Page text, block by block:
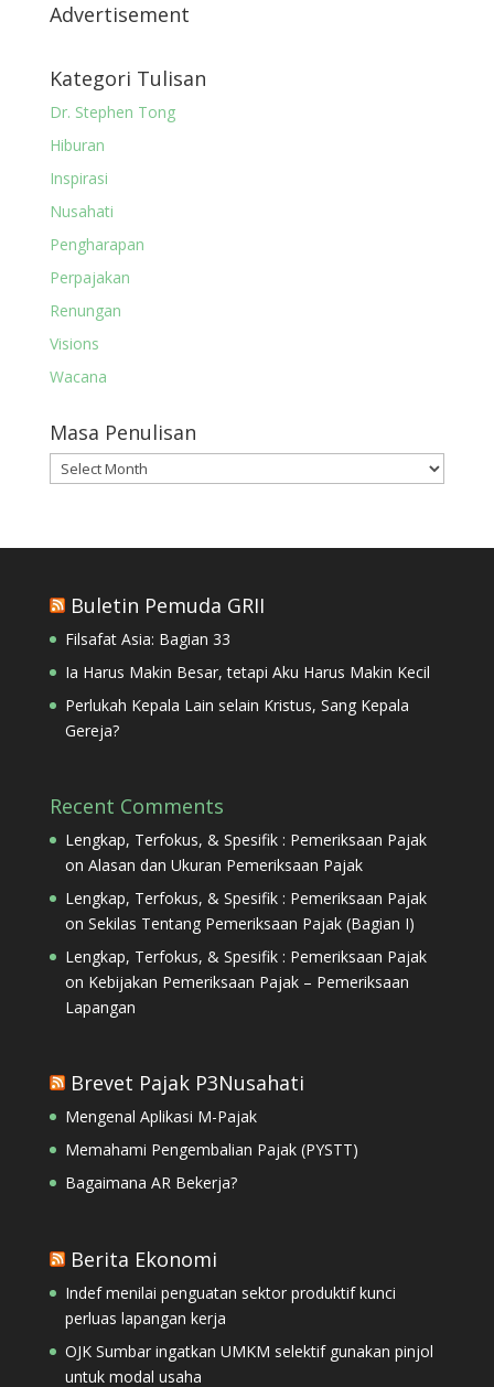
Advertisement
Kategori Tulisan
Dr. Stephen Tong
Hiburan
Inspirasi
Nusahati
Pengharapan
Perpajakan
Renungan
Visions
Wacana
Masa Penulisan
Masa
Penulisan
Buletin Pemuda GRII
Filsafat Asia: Bagian 33
Ia Harus Makin Besar, tetapi Aku Harus Makin Kecil
Perlukah Kepala Lain selain Kristus, Sang Kepala
Gereja?
Recent Comments
Lengkap, Terfokus, & Spesifik : Pemeriksaan Pajak
on Alasan dan Ukuran Pemeriksaan Pajak
Lengkap, Terfokus, & Spesifik : Pemeriksaan Pajak
on Sekilas Tentang Pemeriksaan Pajak (Bagian I)
Lengkap, Terfokus, & Spesifik : Pemeriksaan Pajak
on Kebijakan Pemeriksaan Pajak – Pemeriksaan
Lapangan
Brevet Pajak P3Nusahati
Mengenal Aplikasi M-Pajak
Memahami Pengembalian Pajak (PYSTT)
Bagaimana AR Bekerja?
Berita Ekonomi
Indef menilai penguatan sektor produktif kunci
perluas lapangan kerja
OJK Sumbar ingatkan UMKM selektif gunakan pinjol
untuk modal usaha